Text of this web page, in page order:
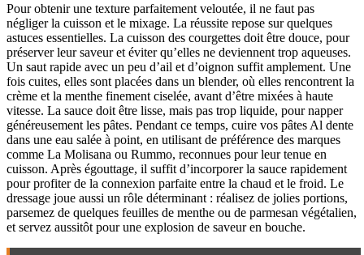
Pour obtenir une texture parfaitement veloutée, il ne faut pas
négliger la cuisson et le mixage. La réussite repose sur quelques
astuces essentielles. La cuisson des courgettes doit être douce, pour
préserver leur saveur et éviter qu’elles ne deviennent trop aqueuses.
Un saut rapide avec un peu d’ail et d’oignon suffit amplement. Une
fois cuites, elles sont placées dans un blender, où elles rencontrent la
crème et la menthe finement ciselée, avant d’être mixées à haute
vitesse. La sauce doit être lisse, mais pas trop liquide, pour napper
généreusement les pâtes. Pendant ce temps, cuire vos pâtes Al dente
dans une eau salée à point, en utilisant de préférence des marques
comme La Molisana ou Rummo, reconnues pour leur tenue en
cuisson. Après égouttage, il suffit d’incorporer la sauce rapidement
pour profiter de la connexion parfaite entre la chaud et le froid. Le
dressage joue aussi un rôle déterminant : réalisez de jolies portions,
parsemez de quelques feuilles de menthe ou de parmesan végétalien,
et servez aussitôt pour une explosion de saveur en bouche.